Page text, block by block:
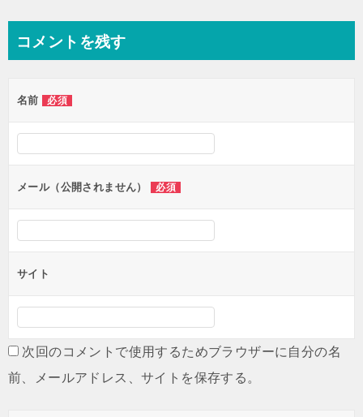
ビ
ー
シ
ョ
ン
コメントを残す
名前 必須
メール（公開されません） 必須
サイト
次回のコメントで使用するためブラウザーに自分の名
前、メールアドレス、サイトを保存する。